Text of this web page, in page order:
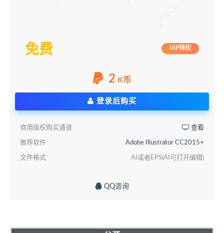
免费 VIP特权
2 K币
登录后购买
商用版权购买通道 查看
推荐软件 Adobe Illustrator CC2015+
文件格式 AI或者EPS(AI可打开编辑)
QQ咨询